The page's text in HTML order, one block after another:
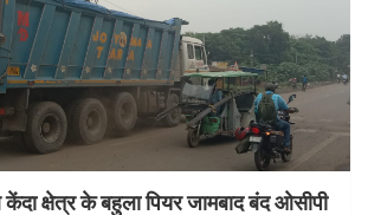
क्षेत्र के बहुला पियर जामबाद बंद ओसीपी